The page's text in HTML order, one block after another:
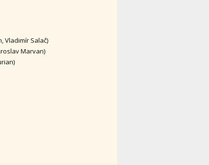
Vladimír Salač)
Marvan)